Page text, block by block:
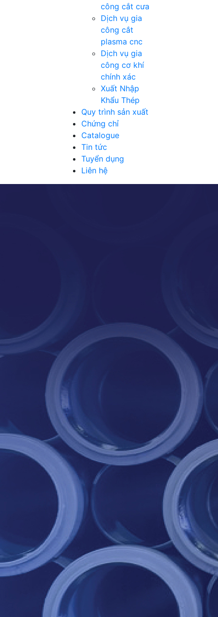
công cắt cưa
Dịch vụ gia
công cắt
plasma cnc
Dịch vụ gia
công cơ khí
chính xác
Xuất Nhập
Khẩu Thép
Quy trình sản xuất
Chứng chỉ
Catalogue
Tin tức
Tuyển dụng
Liên hệ